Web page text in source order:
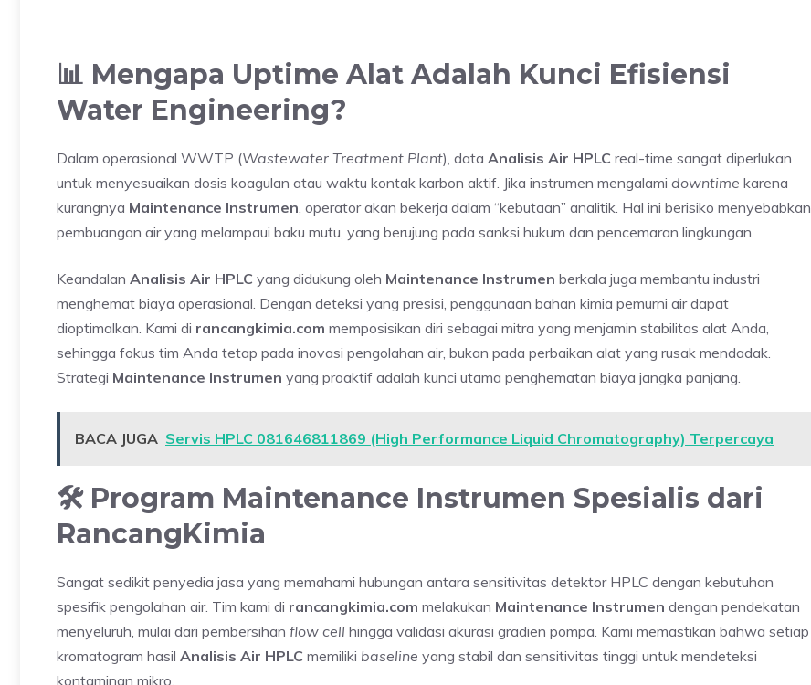
📊 Mengapa Uptime Alat Adalah Kunci Efisiensi
Water Engineering?
Dalam operasional WWTP (Wastewater Treatment Plant), data Analisis Air HPLC real-time sangat diperlukan
untuk menyesuaikan dosis koagulan atau waktu kontak karbon aktif. Jika instrumen mengalami downtime karena
kurangnya Maintenance Instrumen , operator akan bekerja dalam “kebutaan” analitik. Hal ini berisiko menyebabkan
pembuangan air yang melampaui baku mutu, yang berujung pada sanksi hukum dan pencemaran lingkungan.
Keandalan Analisis Air HPLC yang didukung oleh Maintenance Instrumen berkala juga membantu industri
menghemat biaya operasional. Dengan deteksi yang presisi, penggunaan bahan kimia pemurni air dapat
dioptimalkan. Kami di rancangkimia.com memposisikan diri sebagai mitra yang menjamin stabilitas alat Anda,
sehingga fokus tim Anda tetap pada inovasi pengolahan air, bukan pada perbaikan alat yang rusak mendadak.
Strategi Maintenance Instrumen yang proaktif adalah kunci utama penghematan biaya jangka panjang.
BACA JUGA Servis HPLC 081646811869 (High Performance Liquid Chromatography) Terpercaya
🛠️ Program Maintenance Instrumen Spesialis dari
RancangKimia
Sangat sedikit penyedia jasa yang memahami hubungan antara sensitivitas detektor HPLC dengan kebutuhan
spesifik pengolahan air. Tim kami di rancangkimia.com melakukan Maintenance Instrumen dengan pendekatan
menyeluruh, mulai dari pembersihan flow cell hingga validasi akurasi gradien pompa. Kami memastikan bahwa setiap
kromatogram hasil Analisis Air HPLC memiliki baseline yang stabil dan sensitivitas tinggi untuk mendeteksi
kontaminan mikro.